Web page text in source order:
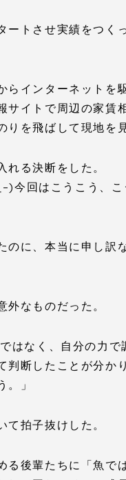
ートさせ実績をつく
らインターネットを
サイトで周辺の家賃
を飛ばして現地を
る決断をした。
)今回はこうこう、
のに、本当に申し訳
外なものだった。
はなく、自分の力
判断したことが分か
」
拍子抜けした。
る後輩たちに「魚で